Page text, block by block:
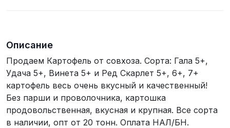
Описание
Продаем Картофель от совхоза. Сорта: Гала 5+,
Удача 5+, Винета 5+ и Ред Скарлет 5+, 6+, 7+
картофель весь очень вкусный и качественный!
Без парши и проволочника, картошка
продовольственная, вкусная и крупная. Все сорта
в наличии, опт от 20 тонн. Оплата НАЛ/БН.